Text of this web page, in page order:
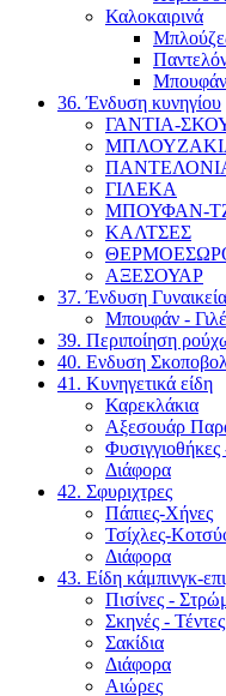
Καλοκαιρινά
Μπουφάν
36. Ένδυση κυνηγίου
ΓΑΝΤΙΑ-
ΓΙΛΕΚΑ
ΜΠΟΥΦΑΝ-
ΚΑΛΤΣΕΣ
ΑΞΕΣΟΥΑΡ
37. Ένδυση Γυναικεία
Μπουφάν -
39. Περιποίηση
40. Ενδυση
41. Κυνηγετικά είδη
Καρεκλάκια
Αξεσουάρ
Φυσιγγιοθήκες
Διάφορα
42. Σφυριχτρες
Πάπιες-Χήνες
Τσίχλες-
Διάφορα
43. Είδη κάμπινγκ-
Πισίνες -
Σκηνές -
Σακίδια
Διάφορα
Αιώρες